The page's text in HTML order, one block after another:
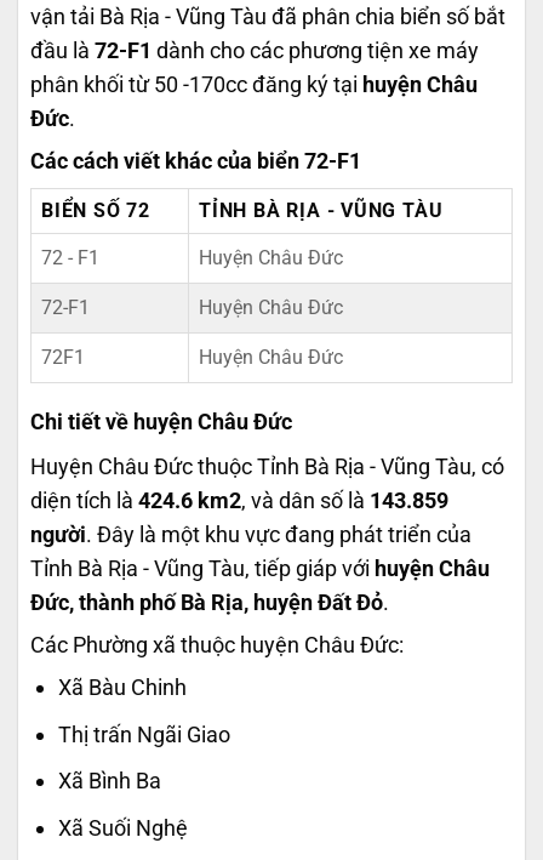
vận tải Bà Rịa - Vũng Tàu đã phân chia biển số bắt
đầu là 72-F1 dành cho các phương tiện xe máy
phân khối từ 50 -170cc đăng ký tại huyện Châu
Đức.
Các cách viết khác của biển 72-F1
BIỂN SỐ 72 TỈNH BÀ RỊA - VŨNG TÀU
72 - F1 Huyện Châu Đức
72-F1 Huyện Châu Đức
72F1 Huyện Châu Đức
Chi tiết về huyện Châu Đức
Huyện Châu Đức thuộc Tỉnh Bà Rịa - Vũng Tàu, có
diện tích là 424.6 km2, và dân số là 143.859
người. Đây là một khu vực đang phát triển của
Tỉnh Bà Rịa - Vũng Tàu, tiếp giáp với huyện Châu
Đức, thành phố Bà Rịa, huyện Đất Đỏ.
Các Phường xã thuộc huyện Châu Đức:
Xã Bàu Chinh
Thị trấn Ngãi Giao
Xã Bình Ba
Xã Suối Nghệ